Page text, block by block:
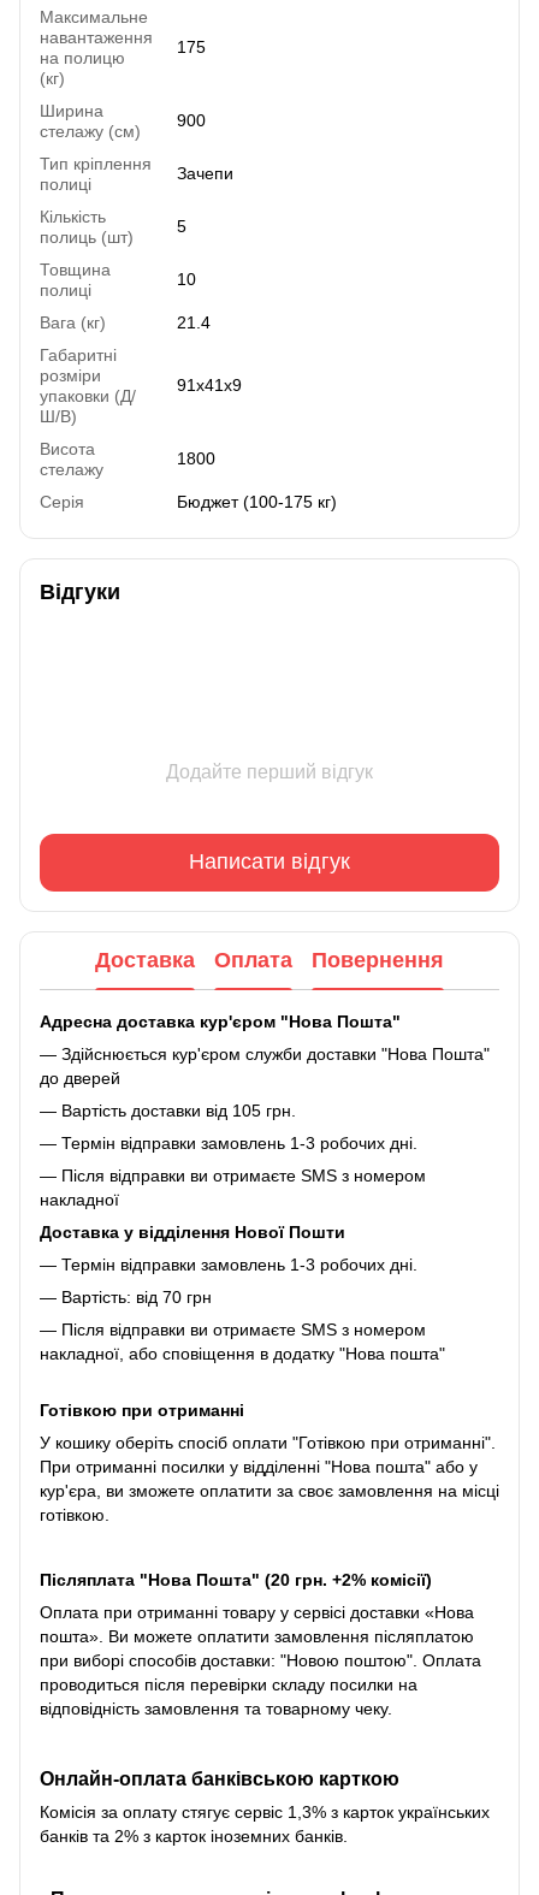
Максимальне
навантаження
на полицю
(кг)
175
Ширина
стелажу (см)
900
Тип кріплення
полиці
Зачепи
Кількість
полиць (шт)
5
Товщина
полиці
10
Вага (кг)
21.4
Габаритні
розміри
упаковки (Д/
Ш/В)
91х41х9
Висота
стелажу
1800
Серія Бюджет (100-175 кг)
Відгуки
Додайте перший відгук
Написати відгук
Доставка Оплата Повернення
Адресна доставка кур'єром "Нова Пошта"
— Здійснюється кур'єром служби доставки "Нова Пошта"
до дверей
— Вартість доставки від 105 грн.
— Термін відправки замовлень 1-3 робочих дні.
— Після відправки ви отримаєте SMS з номером
накладної
Доставка у відділення Нової Пошти
— Термін відправки замовлень 1-3 робочих дні.
— Вартість: від 70 грн
— Після відправки ви отримаєте SMS з номером
накладної, або сповіщення в додатку "Нова пошта"
Готівкою при отриманні
У кошику оберіть спосіб оплати "Готівкою при отриманні".
При отриманні посилки у відділенні "Нова пошта" або у
кур'єра, ви зможете оплатити за своє замовлення на місці
готівкою.
Післяплата "Нова Пошта" (20 грн. +2% комісії)
Оплата при отриманні товару у сервісі доставки «Нова
пошта». Ви можете оплатити замовлення післяплатою
при виборі способів доставки: "Новою поштою". Оплата
проводиться після перевірки складу посилки на
відповідність замовлення та товарному чеку.
Онлайн-оплата банківською карткою
Комісія за оплату стягує сервіс 1,3% з карток українських
банків та 2% з карток іноземних банків.